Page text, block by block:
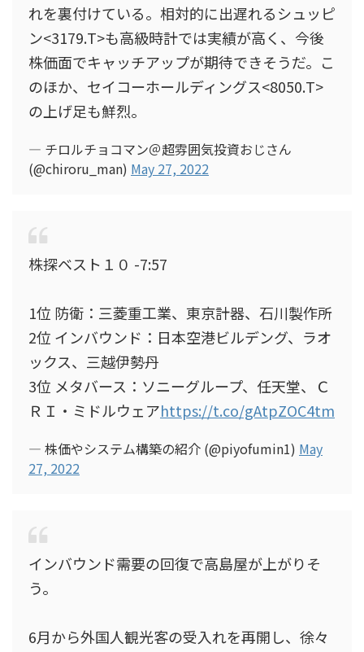
れを裏付けている。相対的に出遅れるシュッピ
ン<3179.T>も高級時計では実績が高く、今後
株価面でキャッチアップが期待できそうだ。こ
のほか、セイコーホールディングス<8050.T>
の上げ足も鮮烈。
— チロルチョコマン＠超雰囲気投資おじさん
(@chiroru_man) May 27, 2022
株探ベスト１０ -7:57
1位 防衛：三菱重工業、東京計器、石川製作所
2位 インバウンド：日本空港ビルデング、ラオ
ックス、三越伊勢丹
3位 メタバース：ソニーグループ、任天堂、Ｃ
ＲＩ・ミドルウェアhttps://t.co/gAtpZOC4tm
— 株価やシステム構築の紹介 (@piyofumin1) May
27, 2022
インバウンド需要の回復で高島屋が上がりそ
う。
6月から外国人観光客の受入れを再開し、徐々